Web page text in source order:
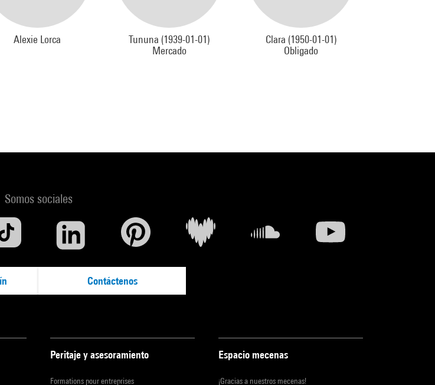
Alexie Lorca
Tununa (1939-01-01)
Mercado
Clara (1950-01-01)
Obligado
Somos sociales
Contáctenos
Peritaje y asesoramiento
Formations pour entreprises
Espacio mecenas
¡Gracias a nuestros mecenas!